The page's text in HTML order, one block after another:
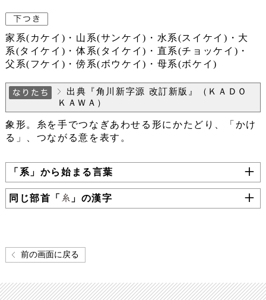
家系(カケイ)・山系(サンケイ)・水系(スイケイ)・大
系(タイケイ)・体系(タイケイ)・直系(チョッケイ)・
父系(フケイ)・傍系(ボウケイ)・母系(ボケイ)
出典『角川新字源 改訂新版』（ＫＡＤＯ
ＫＡＷＡ）
象形。糸を手でつなぎあわせる形にかたどり、「かけ
る」、つながる意を表す。
「系」から始まる言葉
同じ部首「 」の漢字
前の画面に戻る